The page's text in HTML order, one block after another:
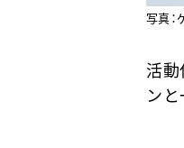
写真：
活
ン